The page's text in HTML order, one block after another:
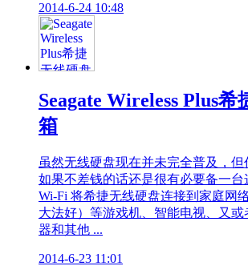
2014-6-24 10:48
Seagate Wireless Plus
箱
虽然无线硬盘现在并未完全普及，
如果不差钱的话还是很有必要备一台
Wi-Fi 将希捷无线硬盘连接到家庭网
大法好）等游戏机、智能电视、又
器和其他 ...
2014-6-23 11:01